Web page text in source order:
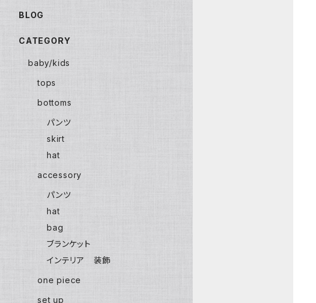
BLOG
CATEGORY
baby/kids
tops
bottoms
パンツ
skirt
hat
accessory
パンツ
hat
bag
ブランケット
インテリア 装飾
one piece
set up